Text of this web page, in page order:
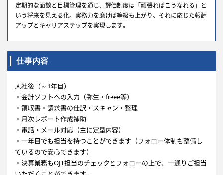
定期的な面談と目標管理を通じ、評価制度は「頑張ればこうなれる」と
いう将来を見える化。実務力を磨けば等級も上がり、それに応じた報酬
アップとキャリアステップを実現します。
仕事内容
入社後（～1年目）
・会計ソフトへの入力（弥生・freee等）
・領収書・請求書の仕訳・スキャン・整理
・月次レポート作成補助
・電話・メール対応（主に定型内容）
・一年目でも担当を持つことができます（フォロー体制も整備し
ているので安心できます）
・決算業務もOJT担当のチェックとフォローの上で、一通りご担当